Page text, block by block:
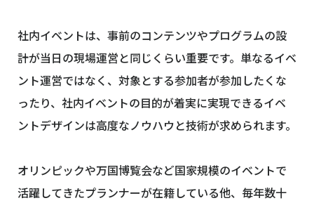
社内イベントは、事前のコンテンツやプログラムの設
計が当日の現場運営と同じくらい重要です。単なるイベ
ント運営ではなく、対象とする参加者が参加したくな
ったり、社内イベントの目的が着実に実現できるイベ
ントデザインは高度なノウハウと技術が求められます。
オリンピックや万国博覧会など国家規模のイベントで
活躍してきたプランナーが在籍している他、毎年数十